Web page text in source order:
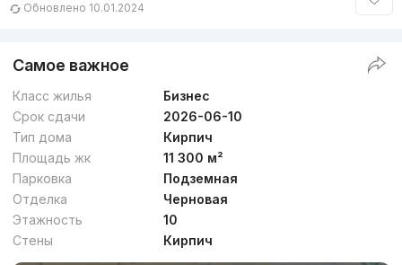
Обновлено 10.01.2024
Самое важное
Класс жилья
Бизнес
Срок сдачи
2026-06-10
Тип дома
Кирпич
Площадь жк
11 300 м²
Парковка
Подземная
Отделка
Черновая
Этажность
10
Стены
Кирпич